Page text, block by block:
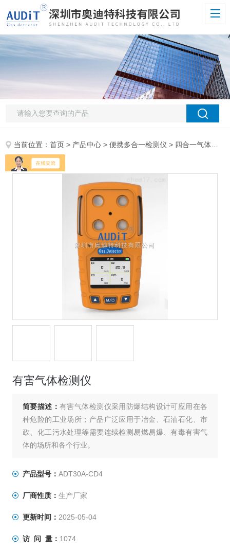
当前位置：首页 > 产品中心 >便携多合一检测仪 > 四合一气体检测仪
有害气体检测仪
简要描述：有害气体检测仪采用防爆结构设计可应用在各
种危险的工业场所；产品广泛应用于冶金、石油石化、市
政、化工污水处理等需要连续检测易燃易爆、有毒有害气
体的场所和各个行业。
产品型号： ADT30A-CD4
厂商性质： 生产厂家
更新时间： 2025-05-04
访 问 量： 1074